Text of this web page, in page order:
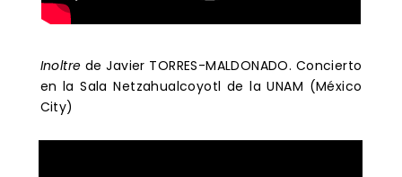
Inoltre de Javier TORRES-MALDONADO. Concierto
en la Sala Netzahualcoyotl de la UNAM (México
City)